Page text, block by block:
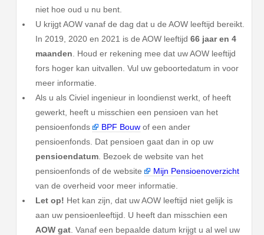
niet hoe oud u nu bent.
U krijgt AOW vanaf de dag dat u de AOW leeftijd bereikt.
In 2019, 2020 en 2021 is de AOW leeftijd 66 jaar en 4
maanden . Houd er rekening mee dat uw AOW leeftijd
fors hoger kan uitvallen. Vul uw geboortedatum in voor
meer informatie.
Als u als Civiel ingenieur in loondienst werkt, of heeft
gewerkt, heeft u misschien een pensioen van het
pensioenfonds
BPF Bouwof een ander
pensioenfonds. Dat pensioen gaat dan in op uw
pensioendatum. Bezoek de website van het
pensioenfonds of de website
Mijn Pensioenoverzicht
van de overheid voor meer informatie.
Let op! Het kan zijn, dat uw AOW leeftijd niet gelijk is
aan uw pensioenleeftijd. U heeft dan misschien een
AOW gat. Vanaf een bepaalde datum krijgt u al wel uw